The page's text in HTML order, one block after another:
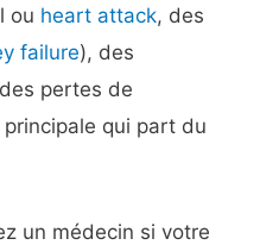
ou heart attack, des
failure), des
pertes de
principale qui part du
un médecin si votre